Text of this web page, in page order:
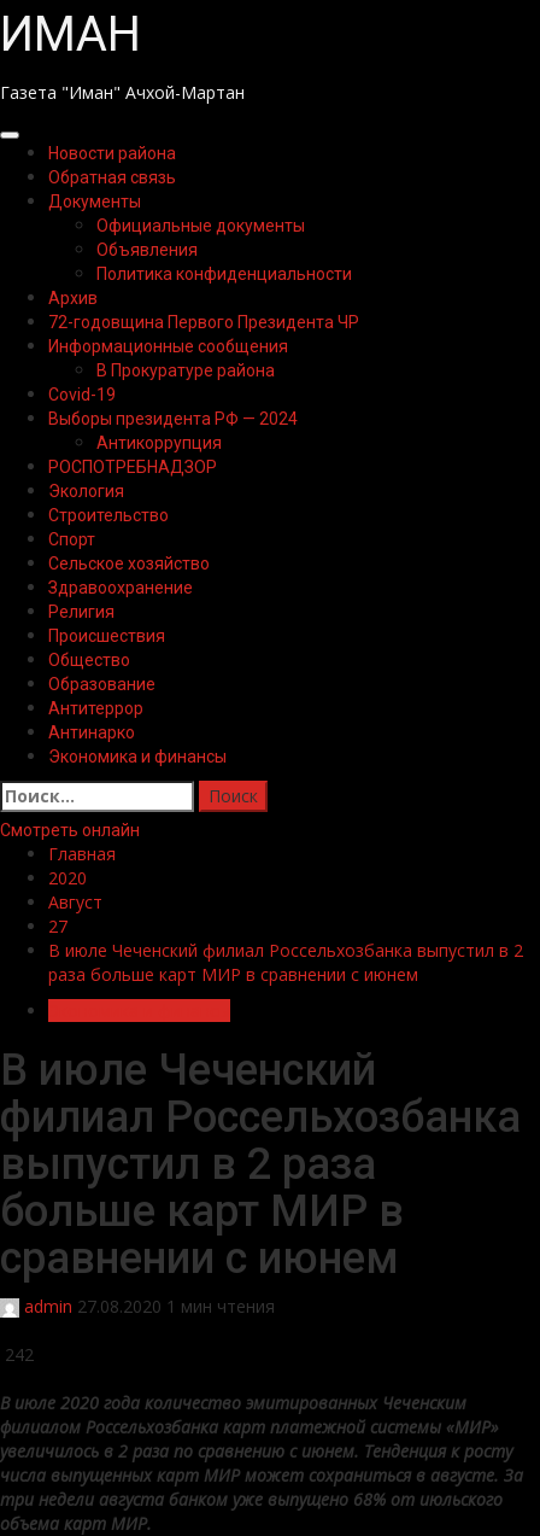
Перейти
содержимому
ИМАН
Газета "Иман" Ачхой-Мартан
Основное
меню
Новости района
Обратная связь
Документы
Официальные документы
Объявления
Политика конфиденциальности
Архив
72-годовщина Первого Президента ЧР
Информационные сообщения
В Прокуратуре района
Covid-19
Выборы президента РФ — 2024
Антикоррупция
РОСПОТРЕБНАДЗОР
Экология
Строительство
Спорт
Сельское хозяйство
Здравоохранение
Религия
Происшествия
Общество
Образование
Антитеррор
Антинарко
Экономика и финансы
Найти:
Смотреть онлайн
Главная
2020
Август
27
В июле Чеченский филиал Россельхозбанка выпустил в 2
раза больше карт МИР в сравнении с июнем
В июле Чеченский
филиал Россельхозбанка
выпустил в 2 раза
больше карт МИР в
сравнении с июнем
admin 27.08.2020 1 мин чтения
242
В июле 2020 года количество эмитированных Чеченским
филиалом Россельхозбанка карт платежной системы «МИР»
увеличилось в 2 раза по сравнению с июнем. Тенденция к росту
числа выпущенных карт МИР может сохраниться в августе. За
три недели августа банком уже выпущено 68% от июльского
объема карт МИР.